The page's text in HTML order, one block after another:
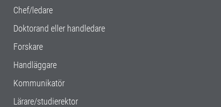
Chef/ledare
Doktorand eller handledare
Forskare
Handläggare
Kommunikatör
Lärare/studierektor